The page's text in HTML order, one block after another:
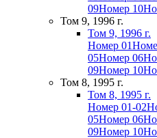
09Номер 10
Том 9, 1996 г.
Том 9, 1996 г.
Номер 01
05Номер 06
09Номер 10
Том 8, 1995 г.
Том 8, 1995 г.
Номер 01-02
05Номер 06
09Номер 10